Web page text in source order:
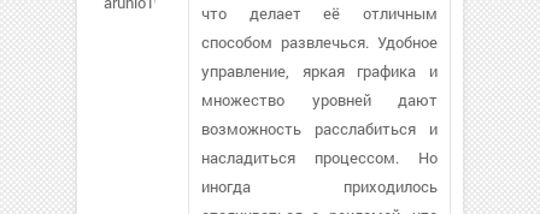
что делает её отличным
способом развлечься. Удобное
управление, яркая графика и
множество уровней дают
возможность расслабиться и
насладиться процессом. Но
иногда приходилось